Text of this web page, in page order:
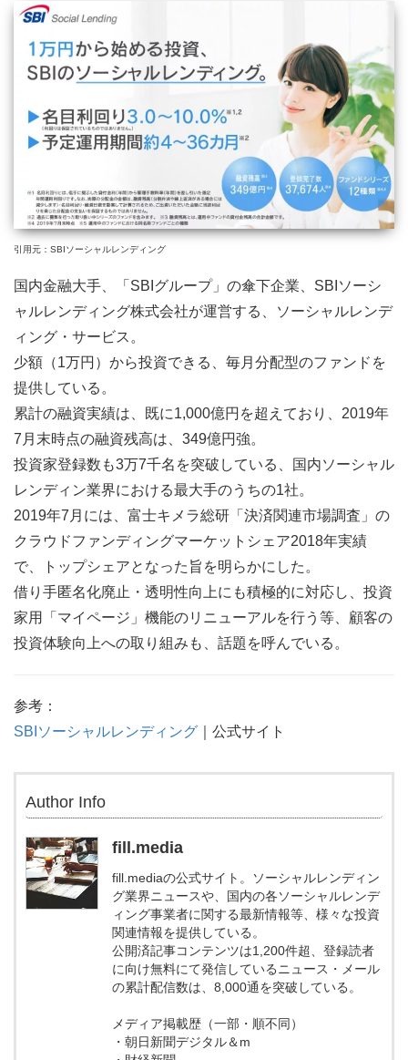
引用元：SBIソーシャルレンディング
国内金融大手、「SBIグループ」の傘下企業、SBIソーシ
ャルレンディング株式会社が運営する、ソーシャルレンデ
ィング・サービス。
少額（1万円）から投資できる、毎月分配型のファンドを
提供している。
累計の融資実績は、既に1,000億円を超えており、2019年
7月末時点の融資残高は、349億円強。
投資家登録数も3万7千名を突破している、国内ソーシャル
レンディン業界における最大手のうちの1社。
2019年7月には、富士キメラ総研「決済関連市場調査」の
クラウドファンディングマーケットシェア2018年実績
で、トップシェアとなった旨を明らかにした。
借り手匿名化廃止・透明性向上にも積極的に対応し、投資
家用「マイページ」機能のリニューアルを行う等、顧客の
投資体験向上への取り組みも、話題を呼んでいる。
参考：
SBIソーシャルレンディング ｜公式サイト
Author Info
fill.media
fill.mediaの公式サイト。ソーシャルレンディン
グ業界ニュースや、国内の各ソーシャルレンデ
ィング事業者に関する最新情報等、様々な投資
関連情報を提供している。
公開済記事コンテンツは1,200件超、登録読者
に向け無料にて発信しているニュース・メール
の累計配信数は、8,000通を突破している。
メディア掲載歴（一部・順不同）
・朝日新聞デジタル＆m